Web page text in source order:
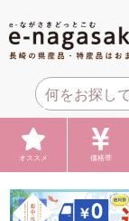
オススメ 価格帯